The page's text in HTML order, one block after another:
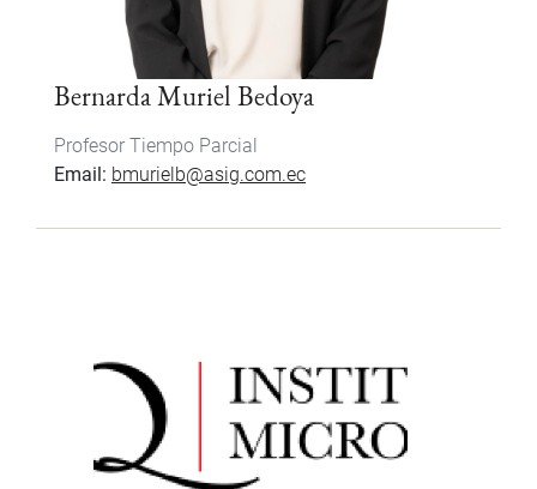
Bernarda Muriel Bedoya
Profesor Tiempo Parcial
Email bmurielb@asig.com.ec